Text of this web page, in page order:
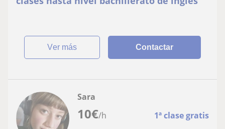
ver más Contactar
10€/h 1ª clase gratis
Sara